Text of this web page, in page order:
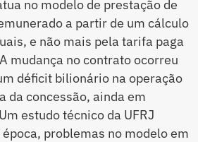
no modelo de prestação de
a partir de um cálculo
e não mais pela tarifa paga
mudança no contrato ocorreu
déficit bilionário na operação
da concessão, ainda em
estudo técnico da UFRJ
problemas no modelo em